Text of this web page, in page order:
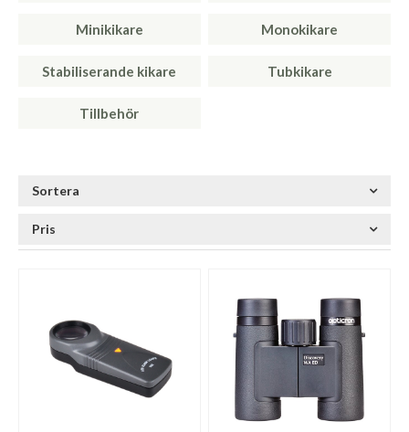
Minikikare Monokikare
Stabiliserande kikare Tubkikare
Tillbehör
Sortera
Pris